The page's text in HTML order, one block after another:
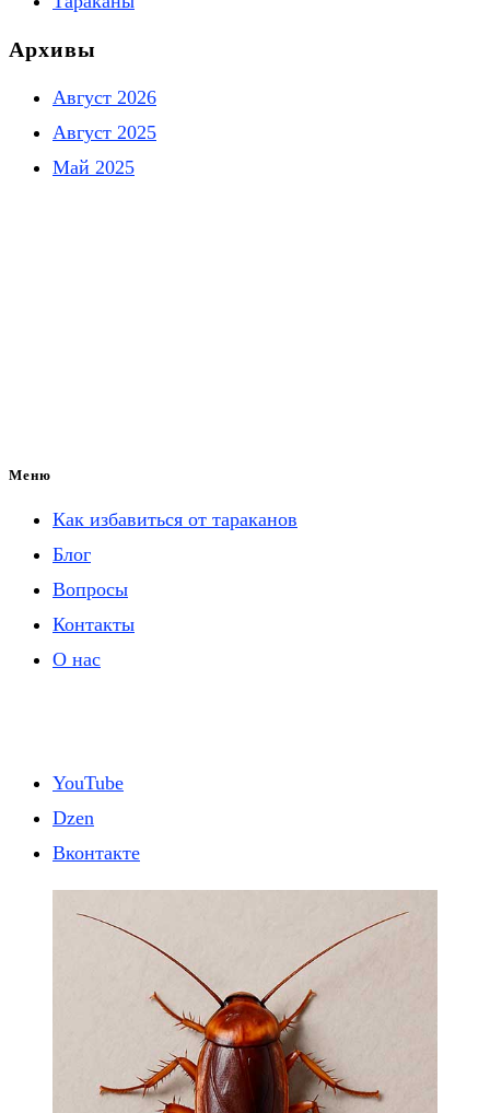
Архивы
Август 2026
Август 2025
Май 2025
Меню
Как избавиться от тараканов
Блог
Вопросы
Контакты
О нас
YouTube
Dzen
Вконтакте